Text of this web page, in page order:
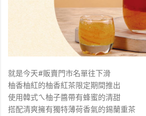
就是今天#販賣門市名單往下滑
柚香柚紅的柚香紅茶限定期間推出
使用韓式ㄟ柚子醬帶有蜂蜜的清甜
搭配清爽擁有獨特薄荷香氣的錫蘭重茶